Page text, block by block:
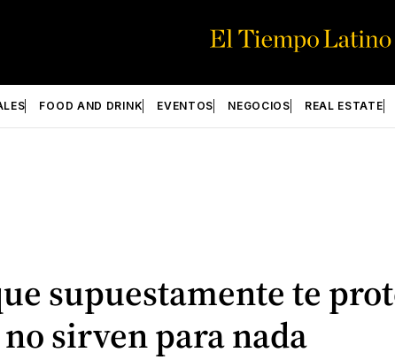
FOOD AND DRINK EVENTOS NEGOCIOS REAL ESTATE
supuestamente te
sirven para nada